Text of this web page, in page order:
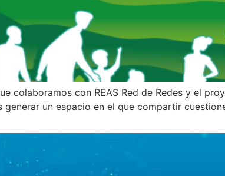
colaboramos con REAS Red de Redes y el
un espacio en el que compartir